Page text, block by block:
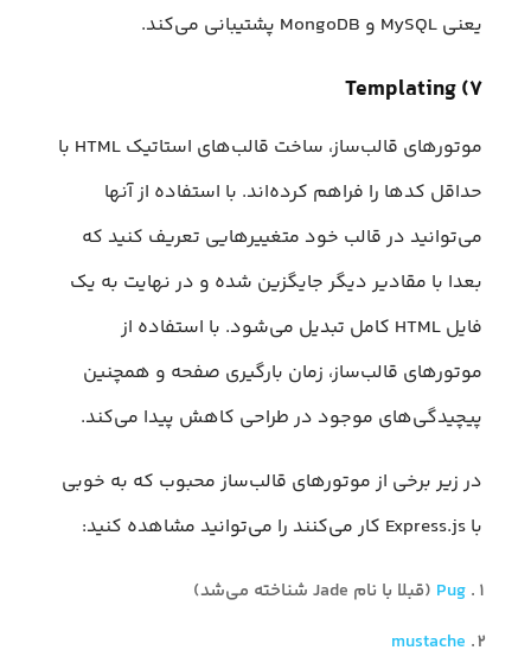
یعنی MySQL و MongoDB پشتیبانی می‌کند.
۷) Templating
موتورهای قالب‌ساز، ساخت قالب‌های استاتیک HTML با
حداقل کدها را فراهم کرده‌اند. با استفاده از آنها
می‌توانید در قالب خود متغییرهایی تعریف کنید که
بعدا با مقادیر دیگر جایگزین شده و در نهایت به یک
فایل HTML کامل تبدیل می‌شود. با استفاده از
موتورهای قالب‌ساز، زمان بارگیری صفحه و همچنین
پیچیدگی‌های موجود در طراحی کاهش پیدا می‌کند.
در زیر برخی از موتورهای قالب‌ساز محبوب که به خوبی
با Express.js کار می‌کنند را می‌توانید مشاهده کنید:
Pug (قبلا با نام Jade شناخته می‌شد)
mustache